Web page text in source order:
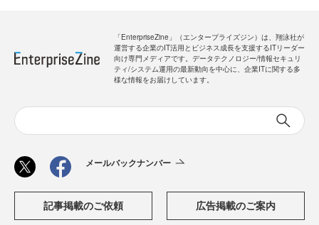
「EnterpriseZine」（エンタープライズジン）は、翔泳社が
運営する企業のIT活用とビジネス成長を支援するITリーダー
向け専門メディアです。データテクノロジー/情報セキュリ
ティ/システム運用の最新動向を中心に、企業ITに関する多
様な情報をお届けしています。
メールバックナンバー
記事掲載のご依頼 広告掲載のご案内